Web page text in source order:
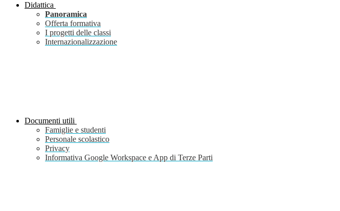
Didattica
Panoramica
Offerta formativa
I progetti delle classi
Internazionalizzazione
Documenti utili
Famiglie e studenti
Personale scolastico
Privacy
Informativa Google Workspace e App di Terze Parti